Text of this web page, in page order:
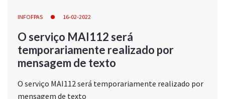
INFOFPAS 16-02-2022
O serviço MAI112 será
temporariamente realizado por
mensagem de texto
O serviço MAI112 será temporariamente realizado por
mensagem de texto